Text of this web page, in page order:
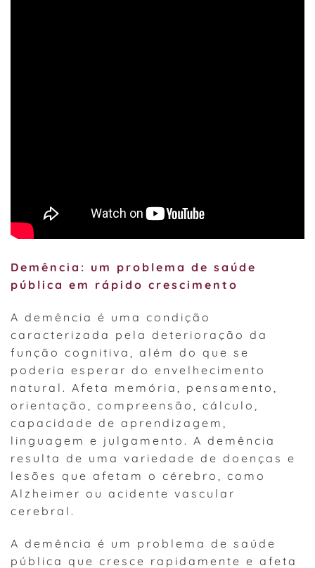
Demência: um problema de saúde
pública em rápido crescimento
A demência é uma condição
caracterizada pela deterioração da
função cognitiva, além do que se
poderia esperar do envelhecimento
natural. Afeta memória, pensamento,
orientação, compreensão, cálculo,
capacidade de aprendizagem,
linguagem e julgamento. A demência
resulta de uma variedade de doenças e
lesões que afetam o cérebro, como
Alzheimer ou acidente vascular
cerebral.
A demência é um problema de saúde
pública que cresce rapidamente e afeta